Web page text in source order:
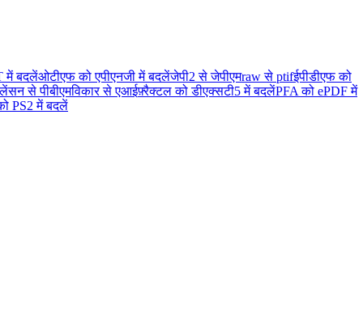
में बदलेंओटीएफ को एपीएनजी में बदलेंजेपी2 से जेपीएमraw से ptifईपीडीएफ को
सन से पीबीएमविकार से एआईफ़्रैक्टल को डीएक्सटी5 में बदलेंPFA को ePDF में
PS2 में बदलें